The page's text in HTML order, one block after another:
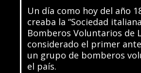
Un día como hoy del año
creaba la “Sociedad
Bomberos Voluntarios de
considerado el primer
un grupo de bomberos
el país.